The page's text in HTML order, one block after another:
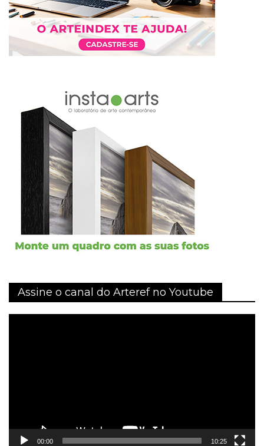
Assine o canal do Arteref no Youtube
00:00 10:25